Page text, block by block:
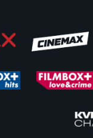
Úžeh